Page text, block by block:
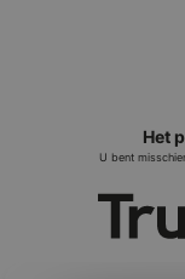
Het
U bent